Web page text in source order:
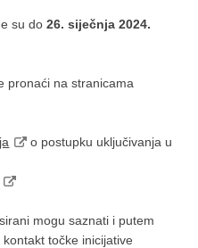
su do26. siječnja 2024.
pronaći na stranicama
o postupku uključivanja u
mogu saznati i putem
točke inicijative